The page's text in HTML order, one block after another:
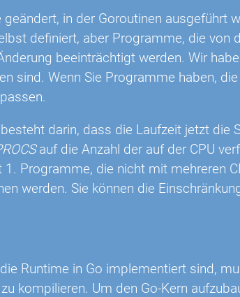
in der Goroutinen ausgeführt
definiert, aber Programme, die von
beeinträchtigt werden. Wir
sind. Wenn Sie Programme haben,
darin, dass die Laufzeit jetzt die
auf die Anzahl der auf der CPU
Programme, die nicht mit mehreren
werden. Sie können die
Runtime in Go implementiert sind,
kompilieren. Um den Go-Kern